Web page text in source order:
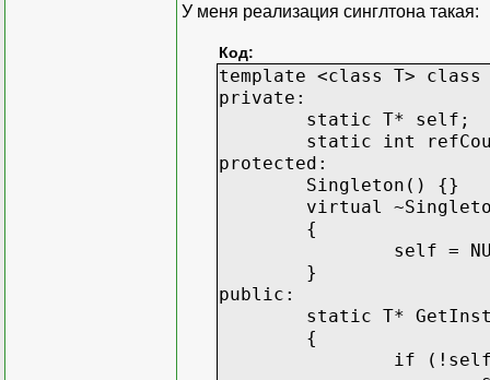
{
// Различные реализации
ProtocolA : public
public:
virtual
void f
{
ProtocolB : public
У меня реализация синглтона такая:
Код:
template <class T>
private:
static T* self;
static int
protected:
Singleton() {}
virtual
{
self =
}
public:
static T*
{
if